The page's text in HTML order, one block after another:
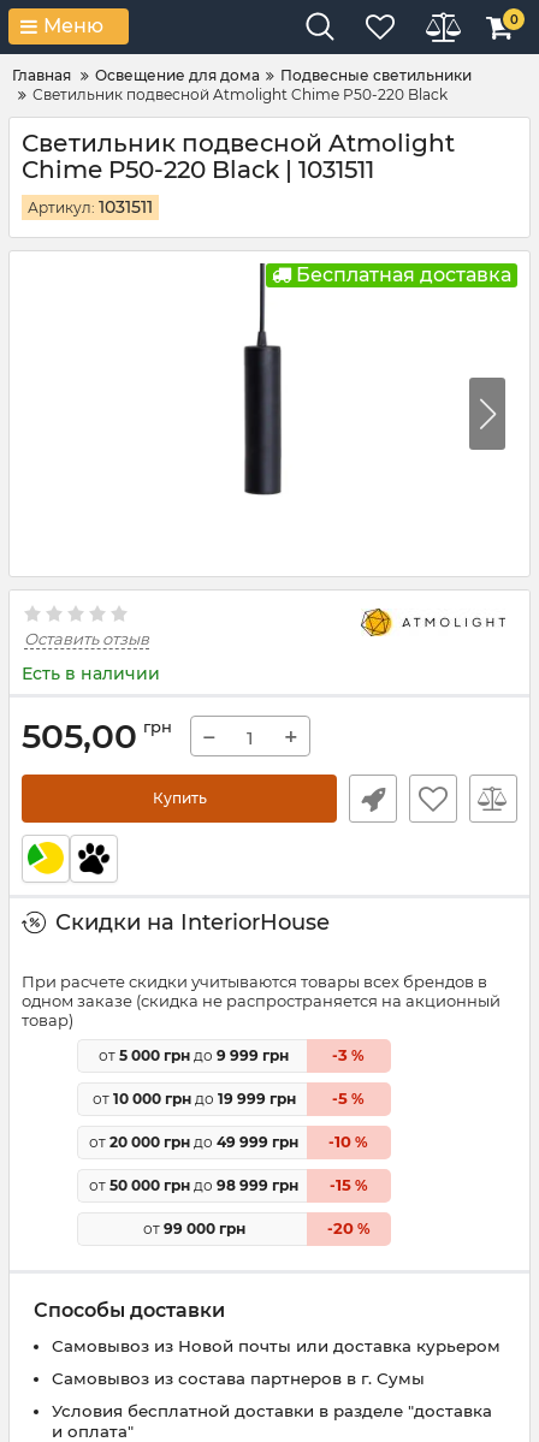
Меню 0
Главная Освещение для дома
Подвесные светильники
Светильник подвесной Atmolight Chime P50-220 Black
Светильник подвесной Atmolight
Chime P50-220 Black | 1031511
Артикул: 1031511
Бесплатная доставка
Оставить отзыв
Есть в наличии
505,00 грн − +
Купить
Скидки на InteriorHouse
При расчете скидки учитываются товары всех брендов в
одном заказе (скидка не распространяется на акционный
товар)
от 5 000 грн до 9 999 грн -3 %
от 10 000 грндо 19 999 грн -5 %
от 20 000 грн до 49 999 грн -10 %
от 50 000 грн до 98 999 грн -15%
от 99 000 грн -20%
Способы доставки
Самовывоз из Новой почты или доставка курьером
Самовывоз из состава партнеров в г. Сумы
Условия бесплатной доставки в разделе "доставка
и оплата"